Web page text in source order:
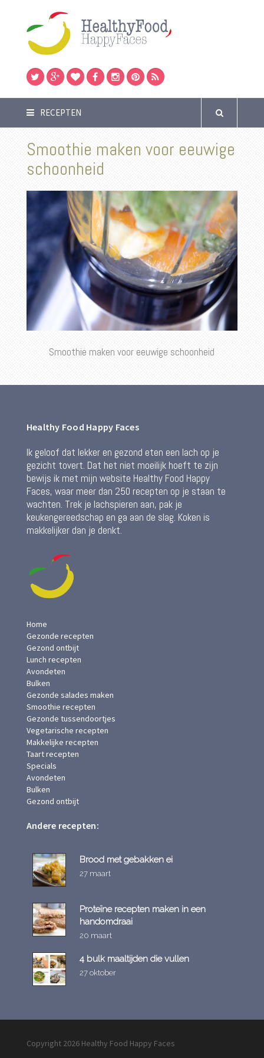
RECEPTEN
Smoothie maken voor eeuwige
schoonheid
Smoothie maken voor eeuwige schoonheid
Healthy Food Happy Faces
Ik geloof dat lekker en gezond eten een lach op je
gezicht tovert. Dat het niet moeilijk hoeft te zijn
bewijs ik met mijn website Healthy Food Happy
Faces, waar meer dan 250 recepten op je staan te
wachten. Trek je lachspieren aan, pak je
keukengereedschap en ga aan de slag. Koken is
makkelijker dan je denkt.
Home
Gezonde recepten
Gezond ontbijt
Lunch recepten
Avondeten
Bulken
Gezonde salades maken
Smoothie recepten
Gezonde tussendoortjes
Vegetarische recepten
Makkelijke recepten
Taart recepten
Specials
Avondeten
Bulken
Gezond ontbijt
Andere recepten:
Brood met gebakken ei
27 maart
Proteïne recepten maken in een
handomdraai
20 maart
4 bulk maaltijden die vullen
27 oktober
Copyright 2026 Healthy Food Happy Faces